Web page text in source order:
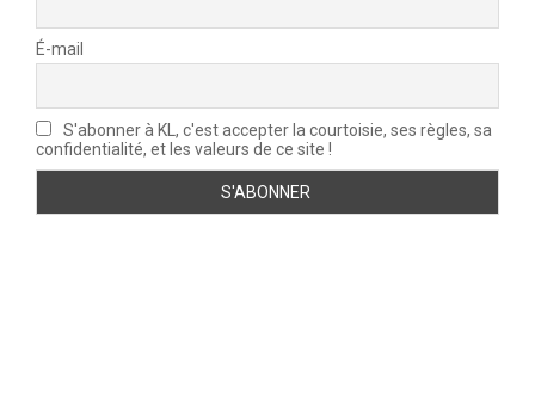
É-mail
S'abonner à KL, c'est accepter la courtoisie, ses règles, sa
confidentialité, et les valeurs de ce site !